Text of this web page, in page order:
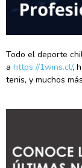
Todo el deporte
a https://1wins.cl/,
tenis, y muchos